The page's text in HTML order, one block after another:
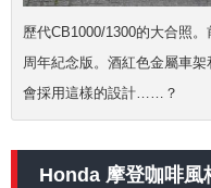
歷代CB1000/1300的大合照
周年紀念版。酒紅色金屬車
會採用這樣的設計……？
Honda 摩登咖啡風